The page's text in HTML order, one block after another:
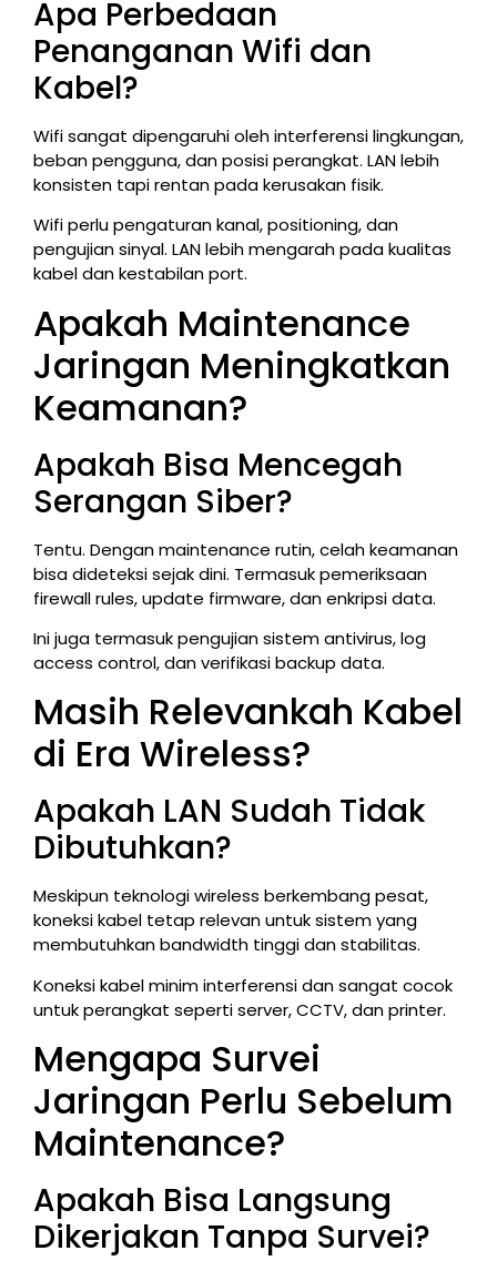
Apa Perbedaan
Penanganan Wifi dan
Kabel?
Wifi sangat dipengaruhi oleh interferensi lingkungan,
beban pengguna, dan posisi perangkat. LAN lebih
konsisten tapi rentan pada kerusakan fisik.
Wifi perlu pengaturan kanal, positioning, dan
pengujian sinyal. LAN lebih mengarah pada kualitas
kabel dan kestabilan port.
Apakah Maintenance
Jaringan Meningkatkan
Keamanan?
Apakah Bisa Mencegah
Serangan Siber?
Tentu. Dengan maintenance rutin, celah keamanan
bisa dideteksi sejak dini. Termasuk pemeriksaan
firewall rules, update firmware, dan enkripsi data.
Ini juga termasuk pengujian sistem antivirus, log
access control, dan verifikasi backup data.
Masih Relevankah Kabel
di Era Wireless?
Apakah LAN Sudah Tidak
Dibutuhkan?
Meskipun teknologi wireless berkembang pesat,
koneksi kabel tetap relevan untuk sistem yang
membutuhkan bandwidth tinggi dan stabilitas.
Koneksi kabel minim interferensi dan sangat cocok
untuk perangkat seperti server, CCTV, dan printer.
Mengapa Survei
Jaringan Perlu Sebelum
Maintenance?
Apakah Bisa Langsung
Dikerjakan Tanpa Survei?